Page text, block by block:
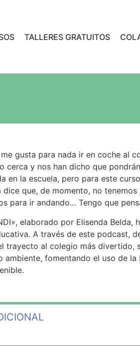
TALLERES GRATUITOS
gusta para nada ir en coche al
cerca y nos han dicho que
en la escuela, pero para este
dice que, de momento, no tenemos
para ir andando… Tengo que
elaborado por Elisenda Belda,
A través de este podcast,
trayecto al colegio más divertido,
ambiente, fomentando el uso de